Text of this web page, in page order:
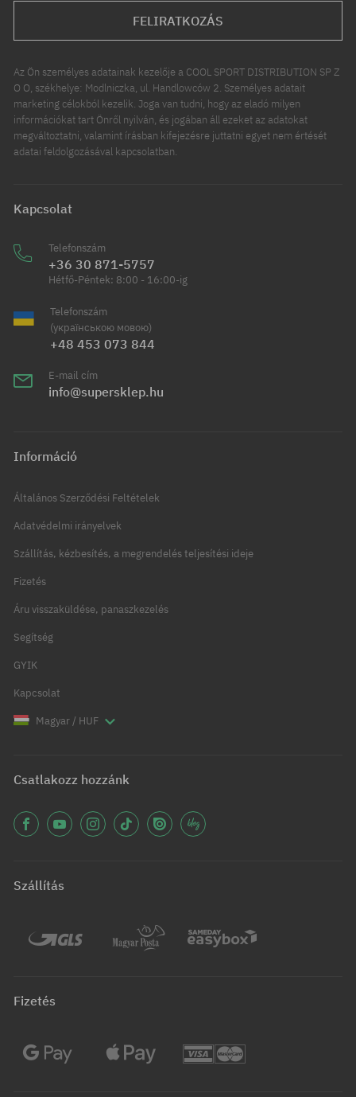
FELIRATKOZÁS
Az Ön személyes adatainak kezelője a COOL SPORT DISTRIBUTION SP Z
O O, székhelye: Modlniczka, ul. Handlowców 2. Személyes adatait
marketing célokból kezelik. Joga van tudni, hogy az eladó milyen
információkat tart Önről nyilván, és jogában áll ezeket az adatokat
megváltoztatni, valamint írásban kifejezésre juttatni egyet nem értését
adatai feldolgozásával kapcsolatban.
Kapcsolat
Telefonszám
+36 30 871-5757
Hétfő-Péntek: 8:00 - 16:00-ig
Telefonszám
(українською мовою)
+48 453 073 844
E-mail cím
info@supersklep.hu
Információ
Általános Szerződési Feltételek
Adatvédelmi irányelvek
Szállítás, kézbesítés, a megrendelés teljesítési ideje
Fizetés
Áru visszaküldése, panaszkezelés
Segítség
GYIK
Kapcsolat
Magyar / HUF
Csatlakozz hozzánk
Szállítás
Fizetés